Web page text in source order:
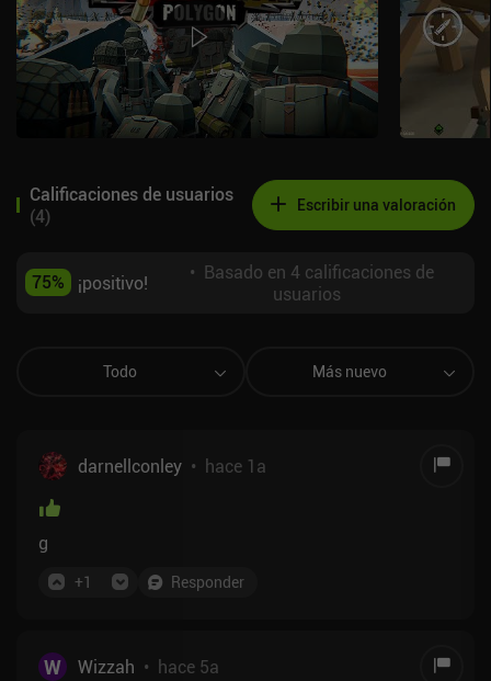
Calificaciones de usuarios
(4) Escribir una valoración
75% ¡positivo! • Basado en 4 calificaciones de
usuarios
Todo Más nuevo
darnellconley • hace 1a
g
+1 Responder
W Wizzah • hace 5a